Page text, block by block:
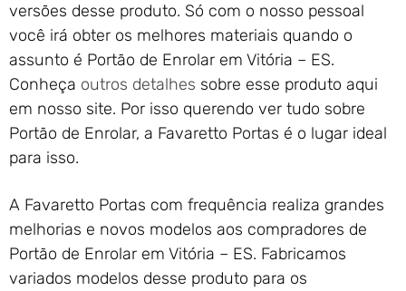
Portão de Garagem de
Enrolar em Nova Friburgo –
RJ
versões desse produto. Só com o nosso pessoal
você irá obter os melhores materiais quando o
assunto é Portão de Enrolar em Vitória – ES.
Conheça outros detalhes sobre esse produto aqui
em nosso site. Por isso querendo ver tudo sobre
Portão de Enrolar, a Favaretto Portas é o lugar ideal
para isso.
A Favaretto Portas com frequência realiza grandes
melhorias e novos modelos aos compradores de
Portão de Enrolar em Vitória – ES. Fabricamos
variados modelos desse produto para os